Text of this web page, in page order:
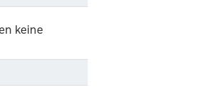
keine